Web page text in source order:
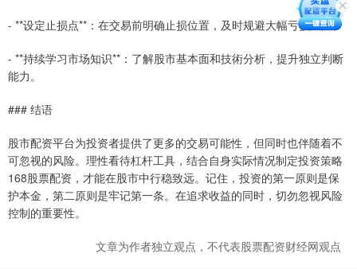
- **设定止损点**：在交易前明确止损位置，及时规避大幅亏损风险。
- **持续学习市场知识**：了解股市基本面和技術分析，提升独立判断
能力。
### 结语
股市配资平台为投资者提供了更多的交易可能性，但同时也伴随着不
可忽视的风险。理性看待杠杆工具，结合自身实际情况制定投资策略
168股票配资，才能在股市中行稳致远。记住，投资的第一原则是保
护本金，第二原则是牢记第一条。在追求收益的同时，切勿忽视风险
控制的重要性。
文章为作者独立观点，不代表股票配资财经网观点